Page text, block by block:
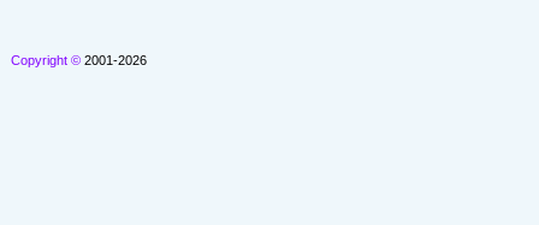
Copyright © 2001-2026